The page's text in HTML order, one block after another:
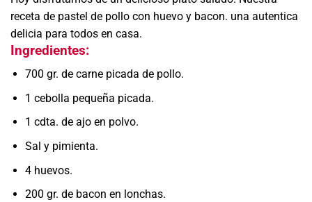
receta de pastel de pollo con huevo y bacon. una autentica
delicia para todos en casa.
Ingredientes:
700 gr. de carne picada de pollo.
1 cebolla pequeña picada.
1 cdta. de ajo en polvo.
Sal y pimienta.
4 huevos.
200 gr. de bacon en lonchas.